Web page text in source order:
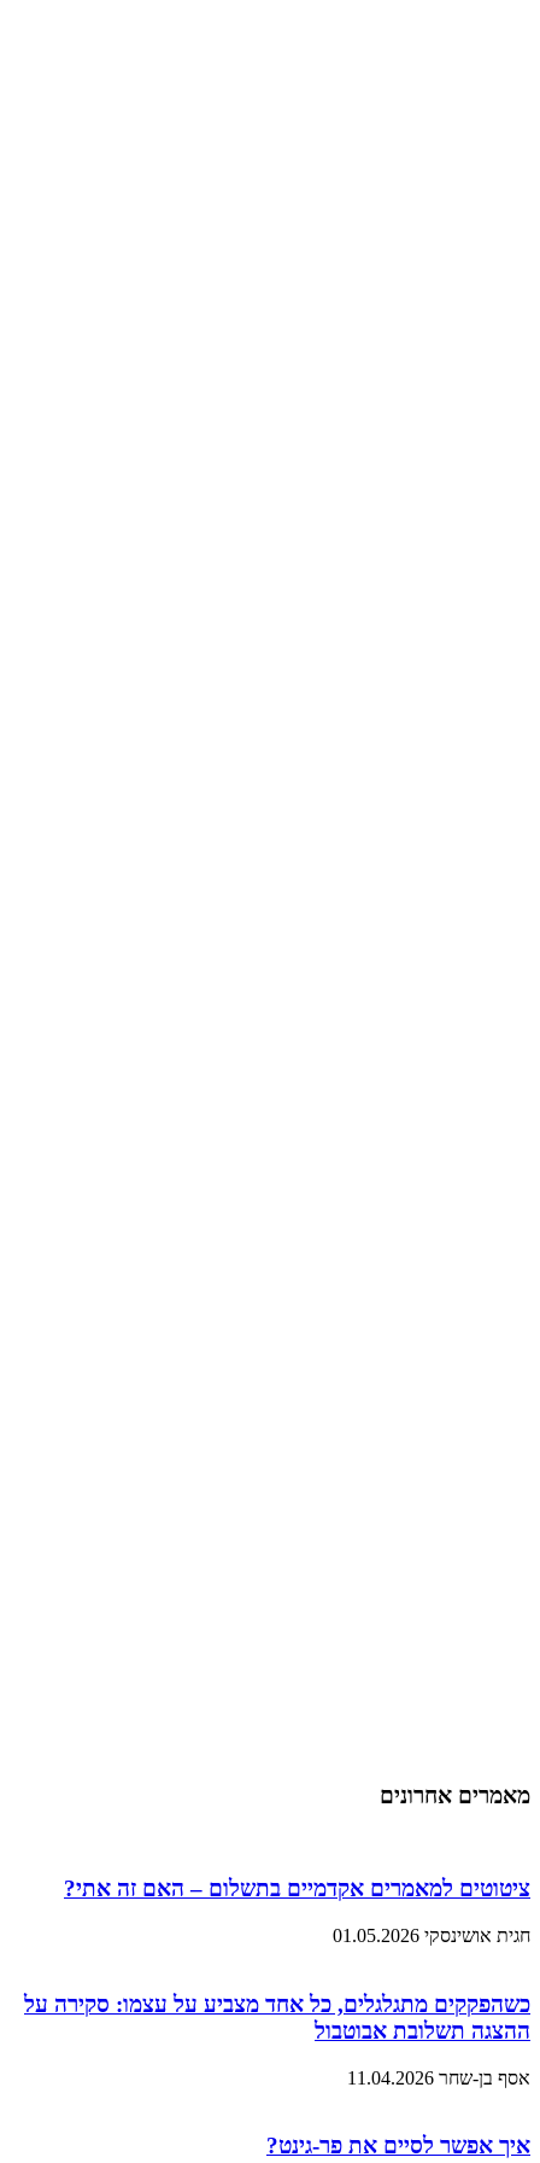
מאמרים אחרונים
ציטוטים למאמרים אקדמיים בתשלום – האם זה אתי?
חגית אושינסקי 01.05.2026
כשהפקקים מתגלגלים, כל אחד מצביע על עצמו: סקירה על
ההצגה תשלובת אבוטבול
אסף בן-שחר 11.04.2026
איך אפשר לסיים את פר-גינט?